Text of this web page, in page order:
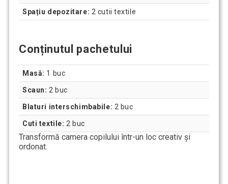
Spațiu depozitare: 2 cutii textile
Conținutul pachetului
Masă: 1 buc
Scaun: 2 buc
Blaturi interschimbabile: 2 buc
Cuti textile: 2 buc
Transformă camera copilului într-un loc creativ și
ordonat.